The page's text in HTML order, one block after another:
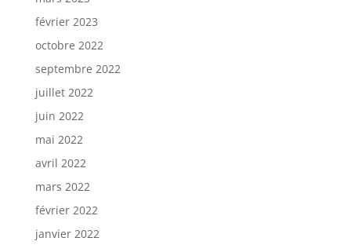
février 2023
octobre 2022
septembre 2022
juillet 2022
juin 2022
mai 2022
avril 2022
mars 2022
février 2022
janvier 2022